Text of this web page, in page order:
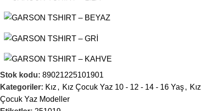
Stok kodu: 89021225101901
Kategoriler: Kız , Kız Çocuk Yaz 10 - 12 - 14 - 16 Yaş, Kız
Çocuk Yaz Modeller